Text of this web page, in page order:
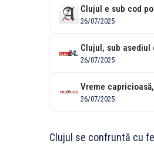
26/07/2025
26/07/2025
26/07/2025
Clujul se confruntă cu